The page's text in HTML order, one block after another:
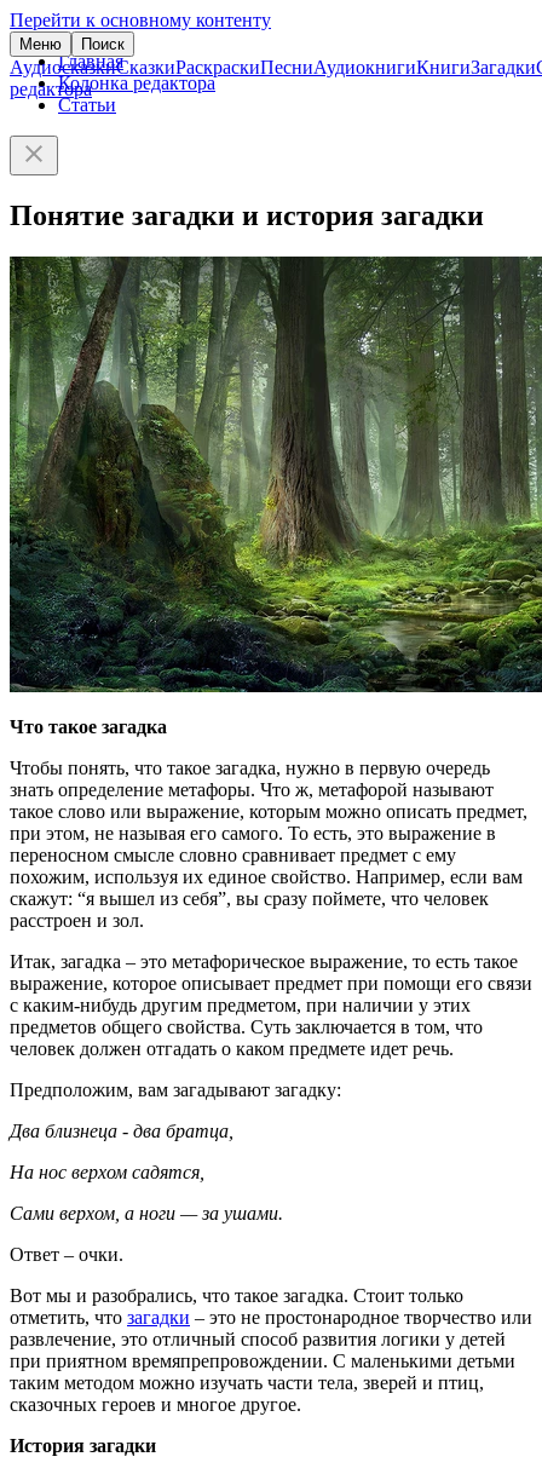
Перейти к основному контенту
Меню Поиск
АудиосказкиСказкиРаскраскиПесниАудиокнигиКнигиЗагадки
редактора
Главная
Колонка редактора
Статьи
Понятие загадки и история загадки
Что такое загадка
Чтобы понять, что такое загадка, нужно в первую очередь
знать определение метафоры. Что ж, метафорой называют
такое слово или выражение, которым можно описать предмет,
при этом, не называя его самого. То есть, это выражение в
переносном смысле словно сравнивает предмет с ему
похожим, используя их единое свойство. Например, если вам
скажут: “я вышел из себя”, вы сразу поймете, что человек
расстроен и зол.
Итак, загадка – это метафорическое выражение, то есть такое
выражение, которое описывает предмет при помощи его связи
с каким-нибудь другим предметом, при наличии у этих
предметов общего свойства. Суть заключается в том, что
человек должен отгадать о каком предмете идет речь.
Предположим, вам загадывают загадку:
Два близнеца - два братца,
На нос верхом садятся,
Сами верхом, а ноги — за ушами.
Ответ – очки.
Вот мы и разобрались, что такое загадка. Стоит только
отметить, что загадки – это не простонародное творчество или
развлечение, это отличный способ развития логики у детей
при приятном времяпрепровождении. С маленькими детьми
таким методом можно изучать части тела, зверей и птиц,
сказочных героев и многое другое.
История загадки